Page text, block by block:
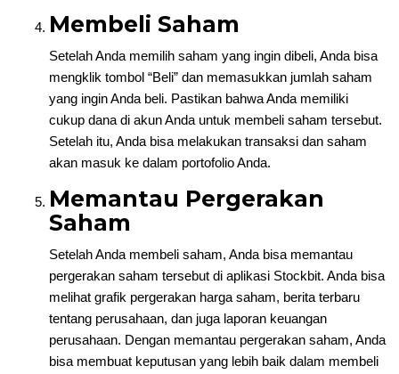
Membeli Saham
Setelah Anda memilih saham yang ingin dibeli, Anda bisa
mengklik tombol “Beli” dan memasukkan jumlah saham
yang ingin Anda beli. Pastikan bahwa Anda memiliki
cukup dana di akun Anda untuk membeli saham tersebut.
Setelah itu, Anda bisa melakukan transaksi dan saham
akan masuk ke dalam portofolio Anda.
Memantau Pergerakan
Saham
Setelah Anda membeli saham, Anda bisa memantau
pergerakan saham tersebut di aplikasi Stockbit. Anda bisa
melihat grafik pergerakan harga saham, berita terbaru
tentang perusahaan, dan juga laporan keuangan
perusahaan. Dengan memantau pergerakan saham, Anda
bisa membuat keputusan yang lebih baik dalam membeli